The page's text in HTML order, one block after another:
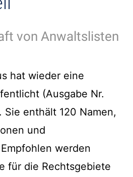
von Anwaltslisten
hat wieder eine
(Ausgabe Nr.
enthält 120 Namen,
und
werden
für die Rechtsgebiete